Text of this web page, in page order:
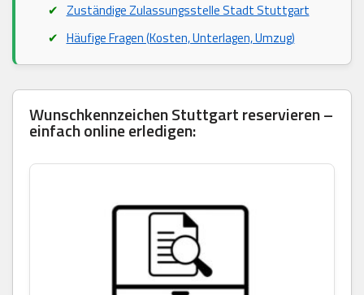
Zuständige Zulassungsstelle Stadt Stuttgart
Häufige Fragen (Kosten, Unterlagen, Umzug)
Wunschkennzeichen Stuttgart reservieren –
einfach online erledigen: